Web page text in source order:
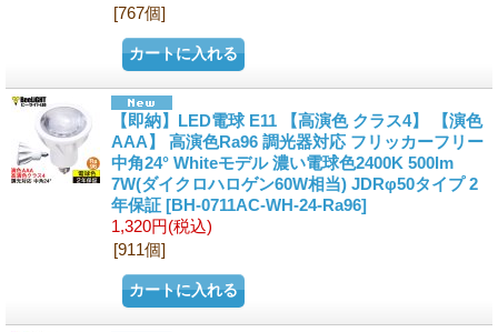
[767個]
【即納】LED電球 E11 【高演色 クラス4】 【演色
AAA】 高演色Ra96 調光器対応 フリッカーフリー
中角24° Whiteモデル 濃い電球色2400K 500lm
7W(ダイクロハロゲン60W相当) JDRφ50タイプ 2
年保証 [BH-0711AC-WH-24-Ra96]
1,320円(税込)
[911個]